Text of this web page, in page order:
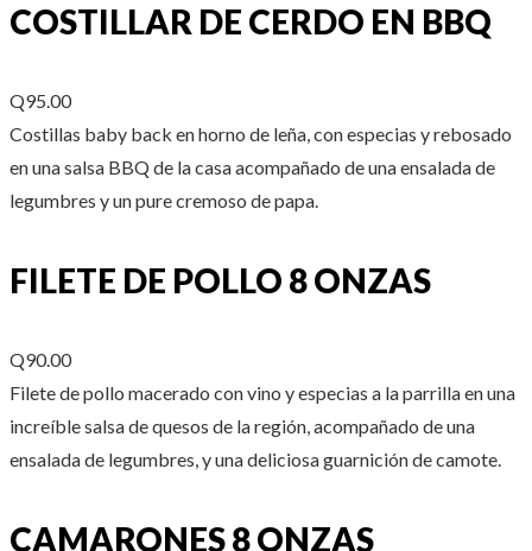
COSTILLAR DE CERDO EN BBQ
Q95.00
Costillas baby back en horno de leña, con especias y rebosado
en una salsa BBQ de la casa acompañado de una ensalada de
legumbres y un pure cremoso de papa.
FILETE DE POLLO 8 ONZAS
Q90.00
Filete de pollo macerado con vino y especias a la parrilla en una
increíble salsa de quesos de la región, acompañado de una
ensalada de legumbres, y una deliciosa guarnición de camote.
CAMARONES 8 ONZAS